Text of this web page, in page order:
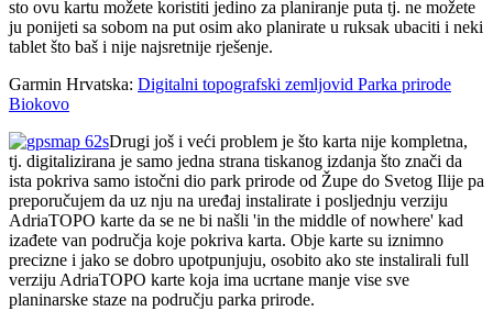
sto ovu kartu možete koristiti jedino za planiranje puta tj. ne možete
ju ponijeti sa sobom na put osim ako planirate u ruksak ubaciti i neki
tablet što baš i nije najsretnije rješenje.
Garmin Hrvatska: Digitalni topografski zemljovid Parka prirode
Biokovo
Drugi još i veći problem je što karta nije kompletna,
tj. digitalizirana je samo jedna strana tiskanog izdanja što znači da
ista pokriva samo istočni dio park prirode od Župe do Svetog Ilije pa
preporučujem da uz nju na uređaj instalirate i posljednju verziju
AdriaTOPO karte da se ne bi našli 'in the middle of nowhere' kad
izađete van područja koje pokriva karta. Obje karte su iznimno
precizne i jako se dobro upotpunjuju, osobito ako ste instalirali full
verziju AdriaTOPO karte koja ima ucrtane manje vise sve
planinarske staze na području parka prirode.